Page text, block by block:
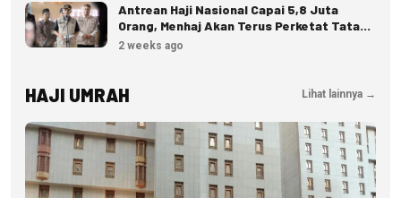
Antrean Haji Nasional Capai 5,8 Juta
Orang, Menhaj Akan Terus Perketat Tata
Kelola
2 weeks ago
HAJI UMRAH Lihat lainnya →